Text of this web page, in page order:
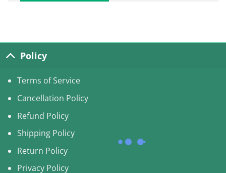
Policy
Terms of Service
Cancellation Policy
Refund Policy
Shipping Policy
Return Policy
Privacy Policy